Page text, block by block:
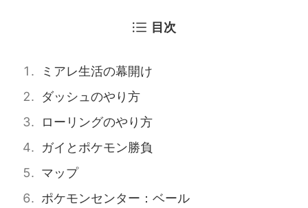
目次
ミアレ生活の幕開け
ダッシュのやり方
ローリングのやり方
ガイとポケモン勝負
マップ
ポケモンセンター：ベール